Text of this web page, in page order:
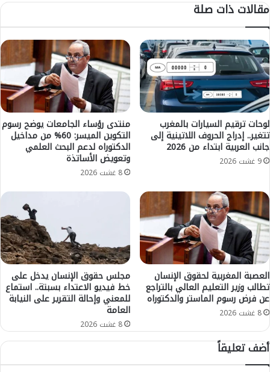
ة
ل
ث
ا
ل
ث
ة
م
ن
ا
ل
م
ج
ا
ن
ا
ل
د
و
ل
ي
ل
س
ن
م
ف
ه
ن
ي
ح
ت
ج
ن
ب
ج
م
ة
ي
ت
م
ا
ز
ي
غ
ب
إ
ق
ل
ي
مقالات ذات صلة
لوحات ترقيم السيارات بالمغرب
تتغير.. إدراج الحروف اللاتينية إلى
جانب العربية ابتداء من 2026
9 غشت 2026
منتدى رؤساء الجامعات يوضح رسوم
التكوين الميسر: 60% من مداخيل
الدكتوراه لدعم البحث العلمي
وتعويض الأساتذة
8 غشت 2026
العصبة المغربية لحقوق الإنسان
تطالب وزير التعليم العالي بالتراجع
عن فرض رسوم الماستر والدكتوراه
8 غشت 2026
مجلس حقوق الإنسان يدخل على
خط فيديو الاعتداء بسبتة.. استماع
للمعني وإحالة التقرير على النيابة
العامة
8 غشت 2026
أضف تعليقاً